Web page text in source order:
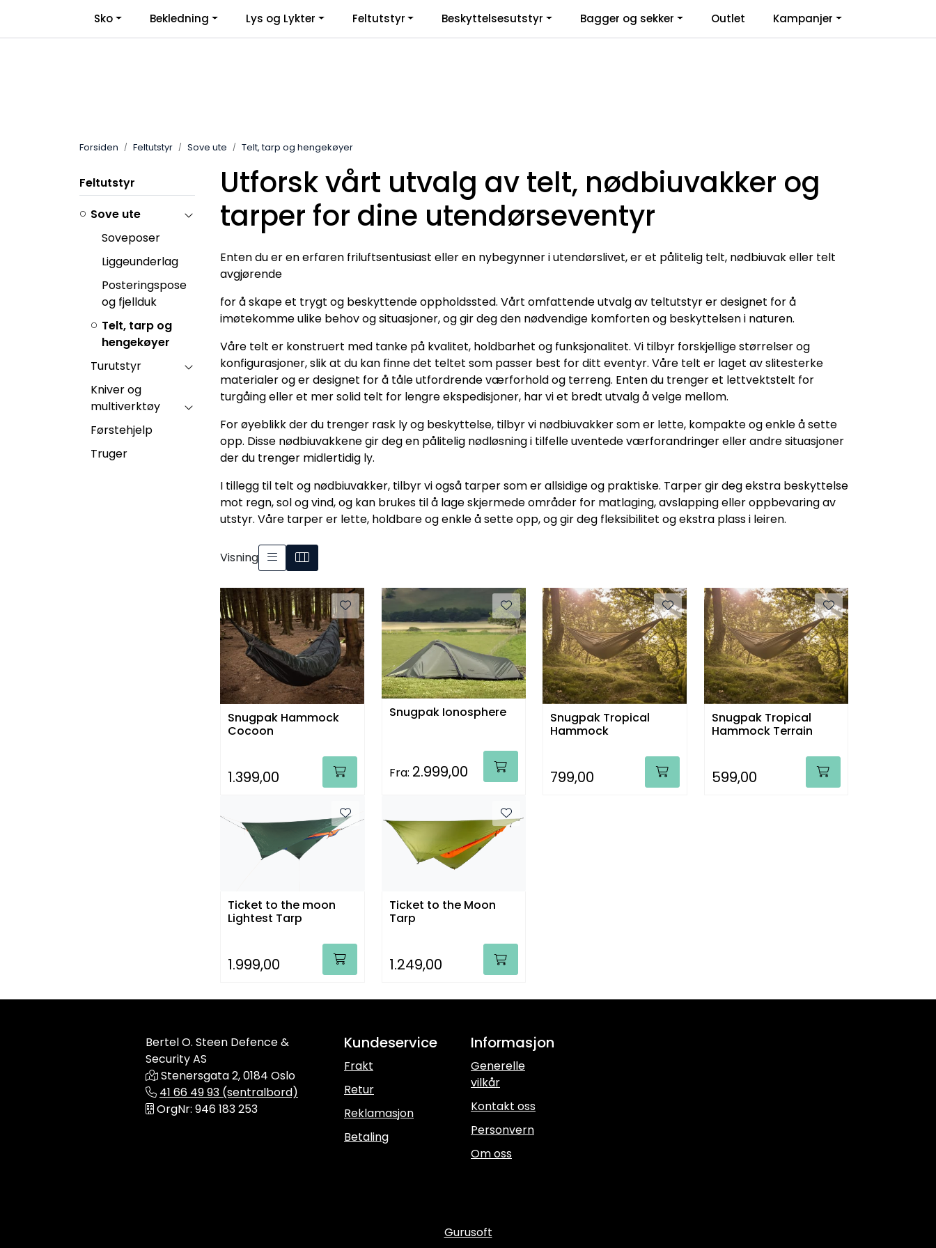
Infosenter Favoritter Logg inn
Sko Bekledning Lys og Lykter Feltutstyr Beskyttelsesutstyr Bagger og sekker Outlet Kampanjer
Forsiden Feltutstyr Sove ute Telt, tarp og hengekøyer
Feltutstyr
Sove ute
Soveposer
Liggeunderlag
Posteringspose
og fjellduk
Telt, tarp og
hengekøyer
Turutstyr
Kniver og
multiverktøy
Førstehjelp
Truger
Utforsk vårt utvalg av telt, nødbiuvakker og
tarper for dine utendørseventyr
Enten du er en erfaren friluftsentusiast eller en nybegynner i utendørslivet, er et pålitelig telt, nødbiuvak eller telt
avgjørende
for å skape et trygt og beskyttende oppholdssted. Vårt omfattende utvalg av teltutstyr er designet for å
imøtekomme ulike behov og situasjoner, og gir deg den nødvendige komforten og beskyttelsen i naturen.
Våre telt er konstruert med tanke på kvalitet, holdbarhet og funksjonalitet. Vi tilbyr forskjellige størrelser og
konfigurasjoner, slik at du kan finne det teltet som passer best for ditt eventyr. Våre telt er laget av slitesterke
materialer og er designet for å tåle utfordrende værforhold og terreng. Enten du trenger et lettvektstelt for
turgåing eller et mer solid telt for lengre ekspedisjoner, har vi et bredt utvalg å velge mellom.
For øyeblikk der du trenger rask ly og beskyttelse, tilbyr vi nødbiuvakker som er lette, kompakte og enkle å sette
opp. Disse nødbiuvakkene gir deg en pålitelig nødløsning i tilfelle uventede værforandringer eller andre situasjoner
der du trenger midlertidig ly.
I tillegg til telt og nødbiuvakker, tilbyr vi også tarper som er allsidige og praktiske. Tarper gir deg ekstra beskyttelse
mot regn, sol og vind, og kan brukes til å lage skjermede områder for matlaging, avslapping eller oppbevaring av
utstyr. Våre tarper er lette, holdbare og enkle å sette opp, og gir deg fleksibilitet og ekstra plass i leiren.
Visning
Snugpak Hammock
Cocoon
1.399,00
Snugpak Ionosphere
Fra: 2.999,00
Snugpak Tropical
Hammock
799,00
Snugpak Tropical
Hammock Terrain
599,00
Ticket to the moon
Lightest Tarp
1.999,00
Ticket to the Moon
Tarp
1.249,00
Bertel O. Steen Defence &
Security AS
Stenersgata 2, 0184 Oslo
41 66 49 93 (sentralbord)
OrgNr: 946 183 253
Kundeservice
Frakt
Retur
Reklamasjon
Betaling
Informasjon
Generelle
vilkår
Kontakt oss
Personvern
Om oss
Gurusoft